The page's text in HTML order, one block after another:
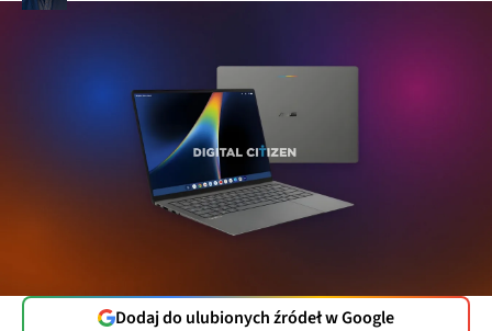
Dodaj do ulubionych źródeł w Google